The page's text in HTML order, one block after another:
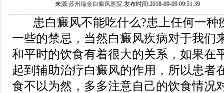
来源:苏州瑞金白癜风医院 发布时间:2018-09-09 09:51:39
患白癜风不能吃什么?患上任何一种
一些的禁忌，当然白癜风疾病对于我们
和平时的饮食有着很大的关系，如果在
起到辅助治疗白癜风的作用，所以患者
食不以为然，多多注意自己的饮食情况